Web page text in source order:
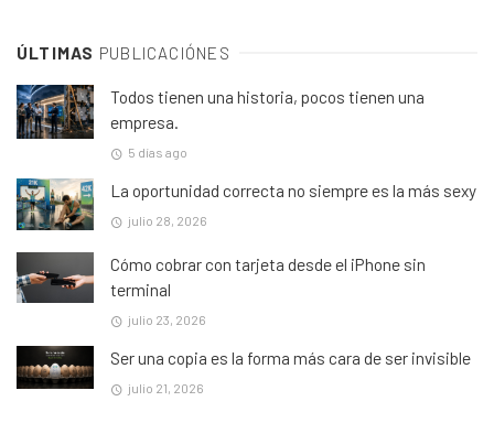
ÚLTIMAS PUBLICACIÓNES
Todos tienen una historia, pocos tienen una
empresa.
5 días ago
La oportunidad correcta no siempre es la más sexy
julio 28, 2026
Cómo cobrar con tarjeta desde el iPhone sin
terminal
julio 23, 2026
Ser una copia es la forma más cara de ser invisible
julio 21, 2026